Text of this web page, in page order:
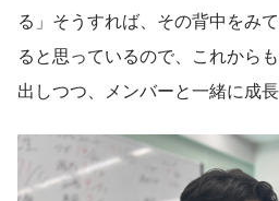
る」そうすれば、その背中をみ
ると思っているので、これから
出しつつ、メンバーと一緒に成